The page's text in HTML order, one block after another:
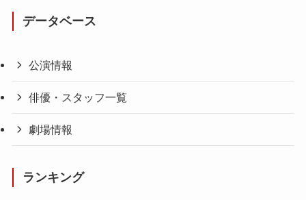
データベース
公演情報
俳優・スタッフ一覧
劇場情報
ランキング